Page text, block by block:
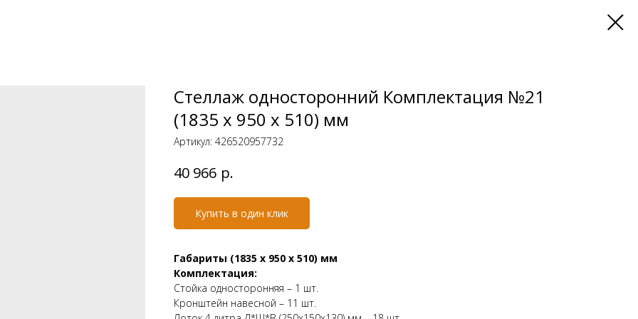
Стеллаж односторонний Комплектация №21
(1835 х 950 х 510) мм
Артикул: 426520957732
40 966 р.
Купить в один клик
Габариты (1835 х 950 х 510) мм
Комплектация:
Стойка односторонняя – 1 шт.
Кронштейн навесной – 11 шт.